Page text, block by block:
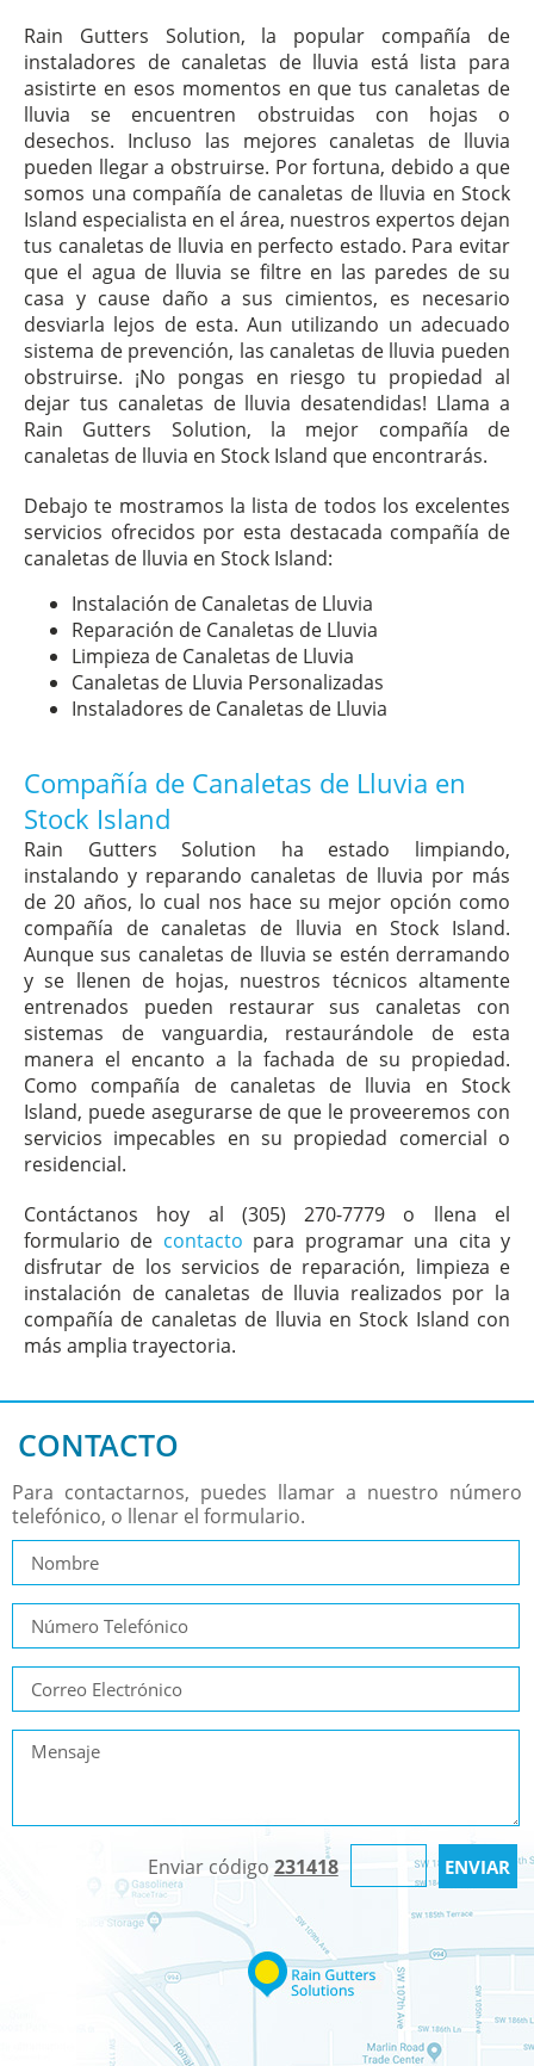
Rain Gutters Solution, la popular compañía de
instaladores de canaletas de lluvia está lista para
asistirte en esos momentos en que tus canaletas de
lluvia se encuentren obstruidas con hojas o
desechos. Incluso las mejores canaletas de lluvia
pueden llegar a obstruirse. Por fortuna, debido a que
somos una compañía de canaletas de lluvia en Stock
Island especialista en el área, nuestros expertos dejan
tus canaletas de lluvia en perfecto estado. Para evitar
que el agua de lluvia se filtre en las paredes de su
casa y cause daño a sus cimientos, es necesario
desviarla lejos de esta. Aun utilizando un adecuado
sistema de prevención, las canaletas de lluvia pueden
obstruirse. ¡No pongas en riesgo tu propiedad al
dejar tus canaletas de lluvia desatendidas! Llama a
Rain Gutters Solution, la mejor compañía de
canaletas de lluvia en Stock Island que encontrarás.
Debajo te mostramos la lista de todos los excelentes
servicios ofrecidos por esta destacada compañía de
canaletas de lluvia en Stock Island:
Instalación de Canaletas de Lluvia
Reparación de Canaletas de Lluvia
Limpieza de Canaletas de Lluvia
Canaletas de Lluvia Personalizadas
Instaladores de Canaletas de Lluvia
Compañía de Canaletas de Lluvia en
Stock Island
Rain Gutters Solution ha estado limpiando,
instalando y reparando canaletas de lluvia por más
de 20 años, lo cual nos hace su mejor opción como
compañía de canaletas de lluvia en Stock Island.
Aunque sus canaletas de lluvia se estén derramando
y se llenen de hojas, nuestros técnicos altamente
entrenados pueden restaurar sus canaletas con
sistemas de vanguardia, restaurándole de esta
manera el encanto a la fachada de su propiedad.
Como compañía de canaletas de lluvia en Stock
Island, puede asegurarse de que le proveeremos con
servicios impecables en su propiedad comercial o
residencial.
Contáctanos hoy al (305) 270-7779 o llena el
formulario de contacto para programar una cita y
disfrutar de los servicios de reparación, limpieza e
instalación de canaletas de lluvia realizados por la
compañía de canaletas de lluvia en Stock Island con
más amplia trayectoria.
CONTACTO
Para contactarnos, puedes llamar a nuestro número
telefónico, o llenar el formulario.
Enviar código 231418